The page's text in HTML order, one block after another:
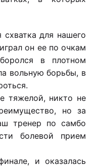
для нашего
он ее по очкам
в плотном
вольную борьбы, в
тяжелой, никто не
но за
тренер по самбо
болевой прием
и оказалась